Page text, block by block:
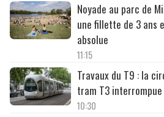
Noyade au parc de
une fillette de 3 ans
absolue
11:15
Travaux du T9 : la
tram T3
10:30